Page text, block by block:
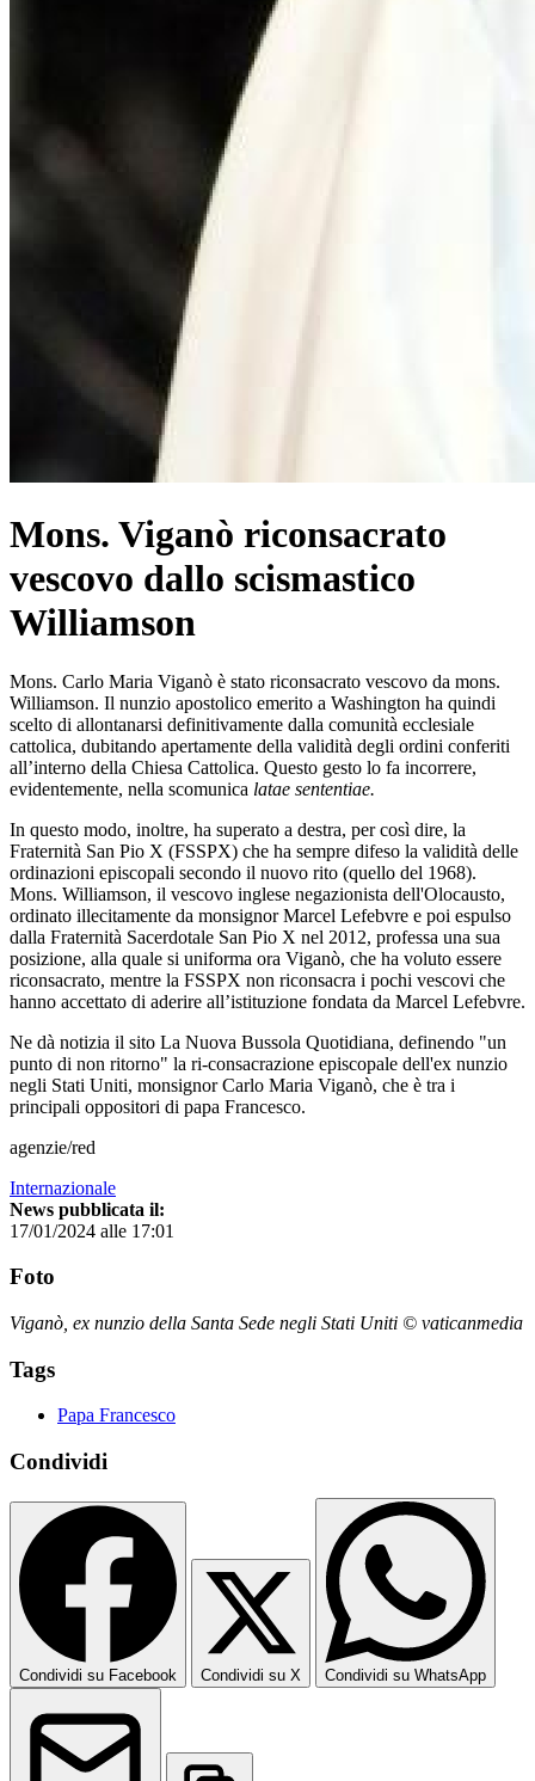
Mons. Viganò riconsacrato
vescovo dallo scismastico
Williamson
Mons. Carlo Maria Viganò è stato riconsacrato vescovo da mons.
Williamson. Il nunzio apostolico emerito a Washington ha quindi
scelto di allontanarsi definitivamente dalla comunità ecclesiale
cattolica, dubitando apertamente della validità degli ordini conferiti
all’interno della Chiesa Cattolica. Questo gesto lo fa incorrere,
evidentemente, nella scomunica latae sententiae.
In questo modo, inoltre, ha superato a destra, per così dire, la
Fraternità San Pio X (FSSPX) che ha sempre difeso la validità delle
ordinazioni episcopali secondo il nuovo rito (quello del 1968).
Mons. Williamson, il vescovo inglese negazionista dell'Olocausto,
ordinato illecitamente da monsignor Marcel Lefebvre e poi espulso
dalla Fraternità Sacerdotale San Pio X nel 2012, professa una sua
posizione, alla quale si uniforma ora Viganò, che ha voluto essere
riconsacrato, mentre la FSSPX non riconsacra i pochi vescovi che
hanno accettato di aderire all’istituzione fondata da Marcel Lefebvre.
Ne dà notizia il sito La Nuova Bussola Quotidiana, definendo "un
punto di non ritorno" la ri-consacrazione episcopale dell'ex nunzio
negli Stati Uniti, monsignor Carlo Maria Viganò, che è tra i
principali oppositori di papa Francesco.
agenzie/red
Internazionale
News pubblicata il:
17/01/2024 alle 17:01
Foto
Viganò, ex nunzio della Santa Sede negli Stati Uniti © vaticanmedia
Tags
Papa Francesco
Condividi
Condividi su Facebook Condividi su X Condividi su WhatsApp